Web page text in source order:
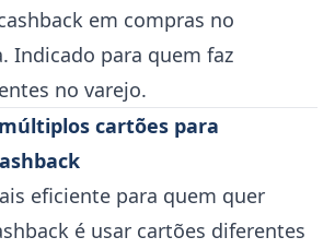
em compras no
Indicado para quem faz
no varejo.
cartões para
eficiente para quem quer
é usar cartões diferentes